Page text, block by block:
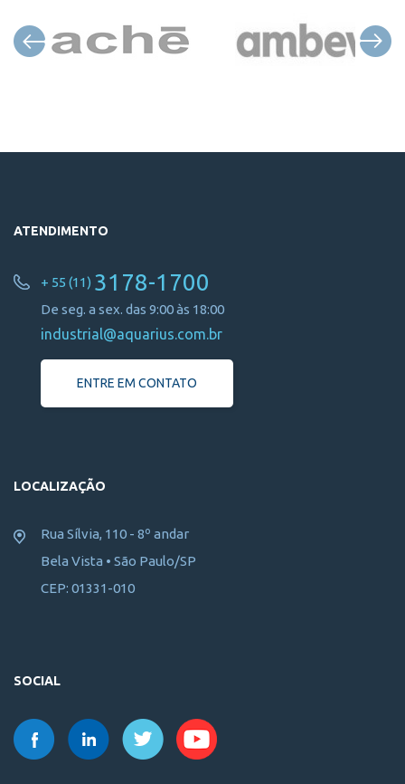
ATENDIMENTO
+ 55 (11) 3178-1700
De seg. a sex. das 9:00 às 18:00
industrial@aquarius.com.br
ENTRE EM CONTATO
LOCALIZAÇÃO
Rua Sílvia, 110 - 8º andar
Bela Vista • São Paulo/SP
CEP: 01331-010
SOCIAL